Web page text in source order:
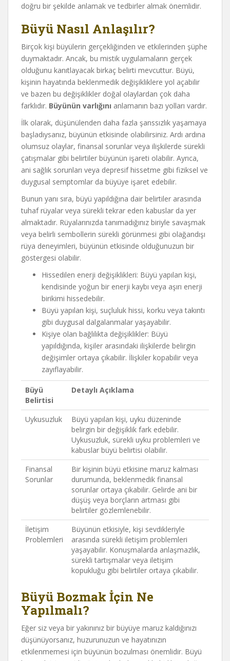
doğru bir şekilde anlamak ve tedbirler almak önemlidir.
Büyü Nasıl Anlaşılır?
Birçok kişi büyülerin gerçekliğinden ve etkilerinden şüphe
duymaktadır. Ancak, bu mistik uygulamaların gerçek
olduğunu kanıtlayacak birkaç belirti mevcuttur. Büyü,
kişinin hayatında beklenmedik değişikliklere yol açabilir
ve bazen bu değişiklikler doğal olaylardan çok daha
farklıdır. Büyünün varlığını anlamanın bazı yolları vardır.
İlk olarak, düşünülenden daha fazla şanssızlık yaşamaya
başladıysanız, büyünün etkisinde olabilirsiniz. Ardı ardına
olumsuz olaylar, finansal sorunlar veya ilişkilerde sürekli
çatışmalar gibi belirtiler büyünün işareti olabilir. Ayrıca,
ani sağlık sorunları veya depresif hissetme gibi fiziksel ve
duygusal semptomlar da büyüye işaret edebilir.
Bunun yanı sıra, büyü yapıldığına dair belirtiler arasında
tuhaf rüyalar veya sürekli tekrar eden kabuslar da yer
almaktadır. Rüyalarınızda tanımadığınız biriyle savaşmak
veya belirli sembollerin sürekli görünmesi gibi olağandışı
rüya deneyimleri, büyünün etkisinde olduğunuzun bir
göstergesi olabilir.
Hissedilen enerji değişiklikleri: Büyü yapılan kişi,
kendisinde yoğun bir enerji kaybı veya aşırı enerji
birikimi hissedebilir.
Büyü yapılan kişi, suçluluk hissi, korku veya takıntı
gibi duygusal dalgalanmalar yaşayabilir.
Kişiye olan bağlılıkta değişiklikler: Büyü
yapıldığında, kişiler arasındaki ilişkilerde belirgin
değişimler ortaya çıkabilir. İlişkiler kopabilir veya
zayıflayabilir.
Büyü
Belirtisi
Detaylı Açıklama
Uykusuzluk
Büyü yapılan kişi, uyku düzeninde
belirgin bir değişiklik fark edebilir.
Uykusuzluk, sürekli uyku problemleri ve
kabuslar büyü belirtisi olabilir.
Finansal
Sorunlar
Bir kişinin büyü etkisine maruz kalması
durumunda, beklenmedik finansal
sorunlar ortaya çıkabilir. Gelirde ani bir
düşüş veya borçların artması gibi
belirtiler gözlemlenebilir.
İletişim
Problemleri
Büyünün etkisiyle, kişi sevdikleriyle
arasında sürekli iletişim problemleri
yaşayabilir. Konuşmalarda anlaşmazlık,
sürekli tartışmalar veya iletişim
kopukluğu gibi belirtiler ortaya çıkabilir.
Büyü Bozmak İçin Ne
Yapılmalı?
Eğer siz veya bir yakınınız bir büyüye maruz kaldığınızı
düşünüyorsanız, huzurunuzun ve hayatınızın
etkilenmemesi için büyünün bozulması önemlidir. Büyü